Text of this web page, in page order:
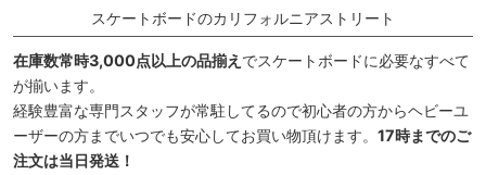
スケートボードのカリフォルニアストリート
在庫数常時3,000点以上の品揃え でスケートボードに必要なすべて
が揃います。
経験豊富な専門スタッフが常駐してるので初心者の方からヘビーユ
ーザーの方までいつでも安心してお買い物頂けます。 17時までのご
注文は当日発送！